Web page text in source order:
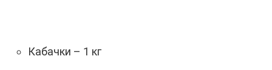
Кабачки – 1 кг